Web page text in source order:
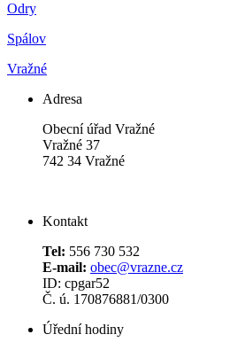
Odry
Spálov
Vražné
Adresa
Obecní úřad Vražné
Vražné 37
742 34 Vražné
Kontakt
Tel: 556 730 532
E-mail: obec@vrazne.cz
ID: cpgar52
Č. ú. 170876881/0300
Úřední hodiny